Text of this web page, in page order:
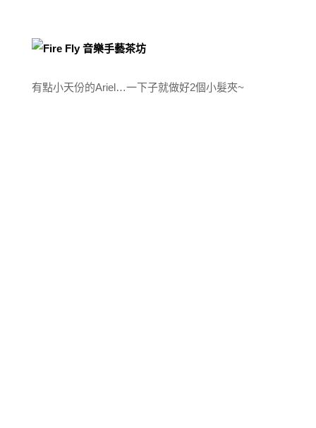
有點小天份的Ariel…一下子就做好2個小髮夾~